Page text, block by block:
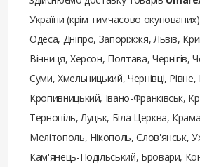
України (крім тимчасово
Одеса, Дніпро, Запоріжжя, Львів,
Вінниця, Херсон, Полтава, Чернігів,
Суми, Хмельницький, Чернівці,
Кропивницький, Івано-Франківськ,
Тернопіль, Луцьк, Біла Церква,
Мелітополь, Нікополь, Слов'янськ,
Кам'янець-Подільський, Бровари,